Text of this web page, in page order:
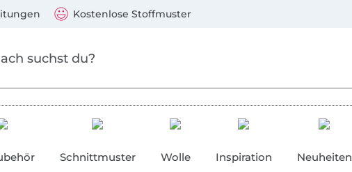
Kostenlose Stoffmuster
Schnittmuster Wolle Inspiration Neuheiten
Mastercard, PayPal, Giropay, Kauf auf Rechnung, Vorkasse